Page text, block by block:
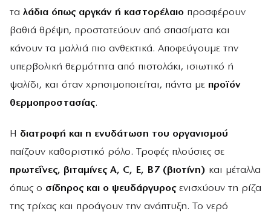
τα λάδια όπως αργκάν ή καστορέλαιο προσφέρουν
βαθιά θρέψη, προστατεύουν από σπασίματα και
κάνουν τα μαλλιά πιο ανθεκτικά. Αποφεύγουμε την
υπερβολική θερμότητα από πιστολάκι, ισιωτικό ή
ψαλίδι, και όταν χρησιμοποιείται, πάντα με προϊόν
θερμοπροστασίας.
Η διατροφή και η ενυδάτωση του οργανισμού
παίζουν καθοριστικό ρόλο. Τροφές πλούσιες σε
πρωτεΐνες, βιταμίνες A, C, E, B7 (βιοτίνη) και μέταλλα
όπως ο σίδηρος και ο ψευδάργυροςενισχύουν τη ρίζα
της τρίχας και προάγουν την ανάπτυξη. Το νερό